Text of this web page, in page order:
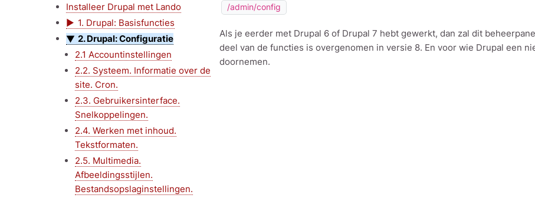
Installeer Drupal met Lando
1. Drupal: Basisfuncties
2. Drupal: Configuratie
2.1 Accountinstellingen
2.2. Systeem. Informatie over de
site. Cron.
2.3. Gebruikersinterface.
Snelkoppelingen.
2.4. Werken met inhoud.
Tekstformaten.
2.5. Multimedia.
Afbeeldingsstijlen.
Bestandsopslaginstellingen.
/admin/config
Als je eerder met Drupal 6 of Drupal 7 hebt gewerkt, dan zal dit
deel van de functies is overgenomen in versie 8. En voor wie Drupal een
doornemen.